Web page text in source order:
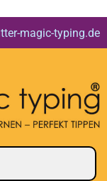
magic-typing.de